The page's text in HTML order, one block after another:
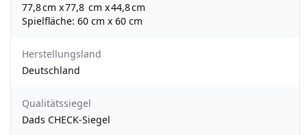
77,8 cm x 77,8 cm x 44,8 cm
Spielfläche: 60 cm x 60 cm
Herstellungsland
Deutschland
Qualitätssiegel
Dads CHECK-Siegel